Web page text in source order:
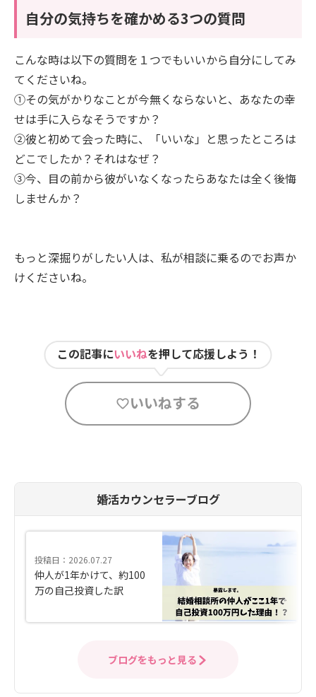
自分の気持ちを確かめる3つの質問
こんな時は以下の質問を１つでもいいから自分にしてみ
てくださいね。
①その気がかりなことが今無くならないと、あなたの幸
せは手に入らなそうですか？
②彼と初めて会った時に、「いいな」と思ったところは
どこでしたか？それはなぜ？
③今、目の前から彼がいなくなったらあなたは全く後悔
しませんか？
もっと深掘りがしたい人は、私が相談に乗るのでお声か
けくださいね。
この記事にいいねを押して応援しよう！
いいねする
婚活カウンセラーブログ
投稿日：2026.07.27
仲人が1年かけて、約100
万の自己投資した訳
ブログをもっと見る